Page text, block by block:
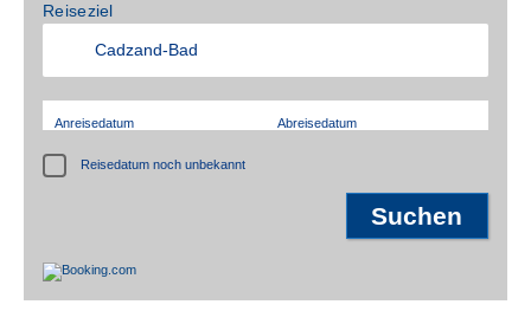
Reiseziel
Anreisedatum Abreisedatum
Reisedatum noch unbekannt